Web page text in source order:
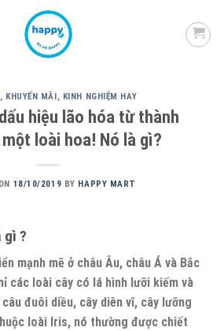
, KHUYẾN MÃI, KINH NGHIỆM HAY
hiệu lão hóa từ thành
loài hoa! Nó là gì?
18/10/2019 BY HAPPY MART
?
mạnh mẽ ở châu Âu, châu Á và Bắc
các loài cây có lá hình lưỡi kiếm và
đuôi diều, cây diên vĩ, cây lưỡng
loài Iris, nó thường được chiết